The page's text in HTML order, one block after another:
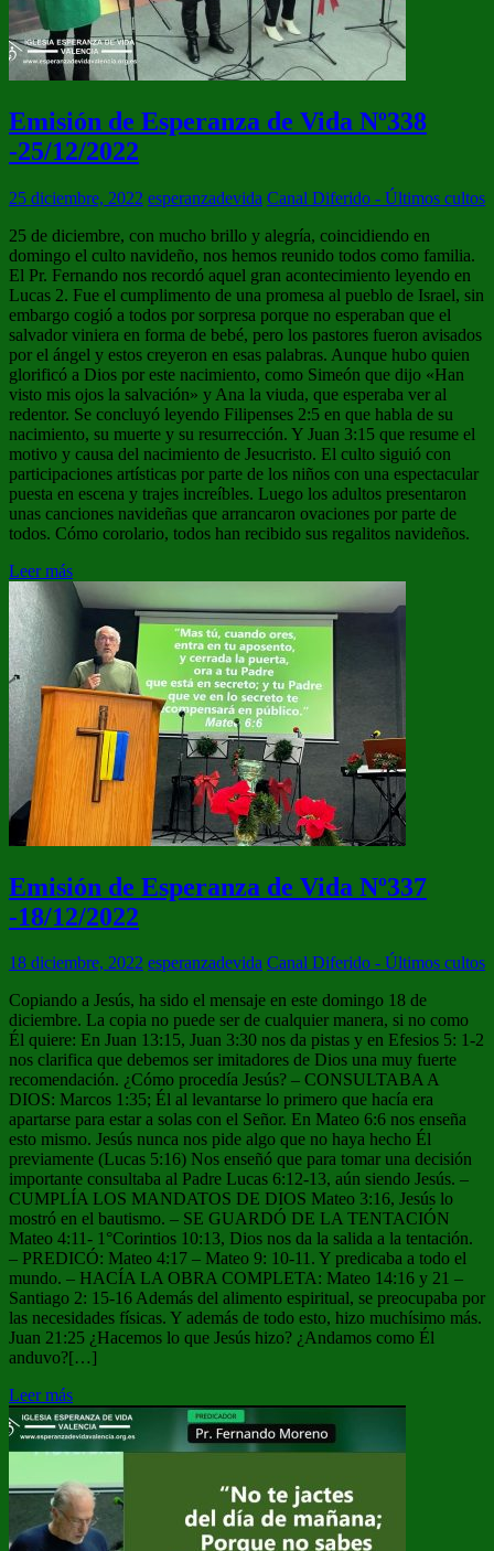
Emisión de Esperanza de Vida Nº338
-25/12/2022
25 diciembre, 2022 esperanzadevida Canal Diferido - Últimos cultos
25 de diciembre, con mucho brillo y alegría, coincidiendo en
domingo el culto navideño, nos hemos reunido todos como familia.
El Pr. Fernando nos recordó aquel gran acontecimiento leyendo en
Lucas 2. Fue el cumplimento de una promesa al pueblo de Israel, sin
embargo cogió a todos por sorpresa porque no esperaban que el
salvador viniera en forma de bebé, pero los pastores fueron avisados
por el ángel y estos creyeron en esas palabras. Aunque hubo quien
glorificó a Dios por este nacimiento, como Simeón que dijo «Han
visto mis ojos la salvación» y Ana la viuda, que esperaba ver al
redentor. Se concluyó leyendo Filipenses 2:5 en que habla de su
nacimiento, su muerte y su resurrección. Y Juan 3:15 que resume el
motivo y causa del nacimiento de Jesucristo. El culto siguió con
participaciones artísticas por parte de los niños con una espectacular
puesta en escena y trajes increíbles. Luego los adultos presentaron
unas canciones navideñas que arrancaron ovaciones por parte de
todos. Cómo corolario, todos han recibido sus regalitos navideños.
Leer más
Emisión de Esperanza de Vida Nº337
-18/12/2022
18 diciembre, 2022 esperanzadevida Canal Diferido - Últimos cultos
Copiando a Jesús, ha sido el mensaje en este domingo 18 de
diciembre. La copia no puede ser de cualquier manera, si no como
Él quiere: En Juan 13:15, Juan 3:30 nos da pistas y en Efesios 5: 1-2
nos clarifica que debemos ser imitadores de Dios una muy fuerte
recomendación. ¿Cómo procedía Jesús? – CONSULTABA A
DIOS: Marcos 1:35; Él al levantarse lo primero que hacía era
apartarse para estar a solas con el Señor. En Mateo 6:6 nos enseña
esto mismo. Jesús nunca nos pide algo que no haya hecho Él
previamente (Lucas 5:16) Nos enseñó que para tomar una decisión
importante consultaba al Padre Lucas 6:12-13, aún siendo Jesús. –
CUMPLÍA LOS MANDATOS DE DIOS Mateo 3:16, Jesús lo
mostró en el bautismo. – SE GUARDÓ DE LA TENTACIÓN
Mateo 4:11- 1°Corintios 10:13, Dios nos da la salida a la tentación.
– PREDICÓ: Mateo 4:17 – Mateo 9: 10-11. Y predicaba a todo el
mundo. – HACÍA LA OBRA COMPLETA: Mateo 14:16 y 21 –
Santiago 2: 15-16 Además del alimento espiritual, se preocupaba por
las necesidades físicas. Y además de todo esto, hizo muchísimo más.
Juan 21:25 ¿Hacemos lo que Jesús hizo? ¿Andamos como Él
anduvo?[…]
Leer más